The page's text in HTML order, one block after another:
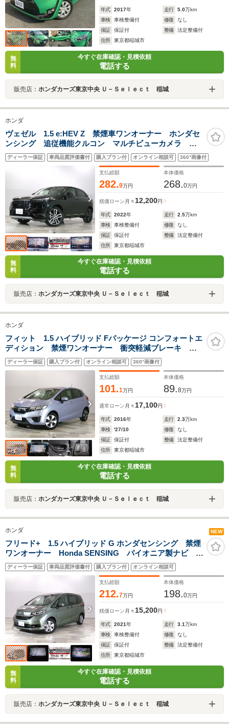
年式 2017年 走行 5.0万km
車検
車検整備付 修復
なし
保証
保証付 整備
法定整備付
住所
東京都稲城市
無
料
今すぐ在庫確認・見積依頼
電話する
販売店： ホンダカーズ東京中央 Ｕ－Ｓｅｌｅｃｔ 稲城
ホンダ
ヴェゼル 1.5 e:HEV Z 禁煙車ワンオーナー ホンダセ
ンシング 追従機能クルコン マルチビューカメラ 電
動リアゲート 純正9インチコネクトナビ Bluetooth
AppleCarPlay ブラインドスポットインフォメーション
ディーラー保証 車両品質評価書付 購入プラン付 オンライン相談可 360°画像付
支払総額
282.9万円
本体価格
268.0万円
残価ローン 月々 12,200円
年式 2022年 走行 2.5万km
車検
車検整備付 修復
なし
保証
保証付 整備
法定整備付
住所
東京都稲城市
無
料
今すぐ在庫確認・見積依頼
電話する
販売店： ホンダカーズ東京中央 Ｕ－Ｓｅｌｅｃｔ 稲城
ホンダ
フィット 1.5 ハイブリッド Fパッケージ コンフォートエ
ディション 禁煙ワンオーナー 衝突軽減ブレーキ 純
正ナビ バックカメラ ETC スマートキー シートヒ
ーター パーキングセンサー プラズマクラスター
360°スーパーUV・IRカットガラス
ディーラー保証 購入プラン付 オンライン相談可 360°画像付
支払総額
101.1万円
本体価格
89.8万円
通常ローン 月々17,100円
年式 2016年 走行 2.3万km
車検
'27/10 修復
なし
保証
保証付 整備
法定整備付
住所
東京都稲城市
無
料
今すぐ在庫確認・見積依頼
電話する
販売店： ホンダカーズ東京中央 Ｕ－Ｓｅｌｅｃｔ 稲城
ホンダ NEW
フリード+ 1.5 ハイブリッド G ホンダセンシング 禁煙
ワンオーナー Honda SENSING パイオニア製ナビ
Bluetooth LEDヘッドライト アクティブコーナリング
ライト ETC 両側パワースライドドア ロールサンシ
ディーラー保証 車両品質評価書付 購入プラン付 オンライン相談可
支払総額
212.7万円
本体価格
198.0万円
残価ローン 月々15,200円
年式 2021年 走行 3.1万km
車検
車検整備付 修復
なし
保証
保証付 整備
法定整備付
住所
東京都稲城市
無
料
今すぐ在庫確認・見積依頼
電話する
販売店： ホンダカーズ東京中央 Ｕ－Ｓｅｌｅｃｔ 稲城